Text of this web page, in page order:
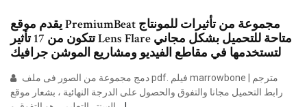
يقدم موقع PremiumBeat مجموعة من تأثيرات للمونتاج
تتكون من 17 تأثير Lens Flare متاحة للتحميل بشكل مجاني
لتستخدمها في مقاطع الفيديو ومشاريع الموشن جرافيك
رابط التحميل مجانا والتفوق والحصول على الدرجة النهائية ، بشعار موقع